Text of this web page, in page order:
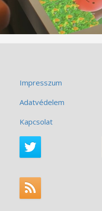
Impresszum
Adatvédelem
Kapcsolat